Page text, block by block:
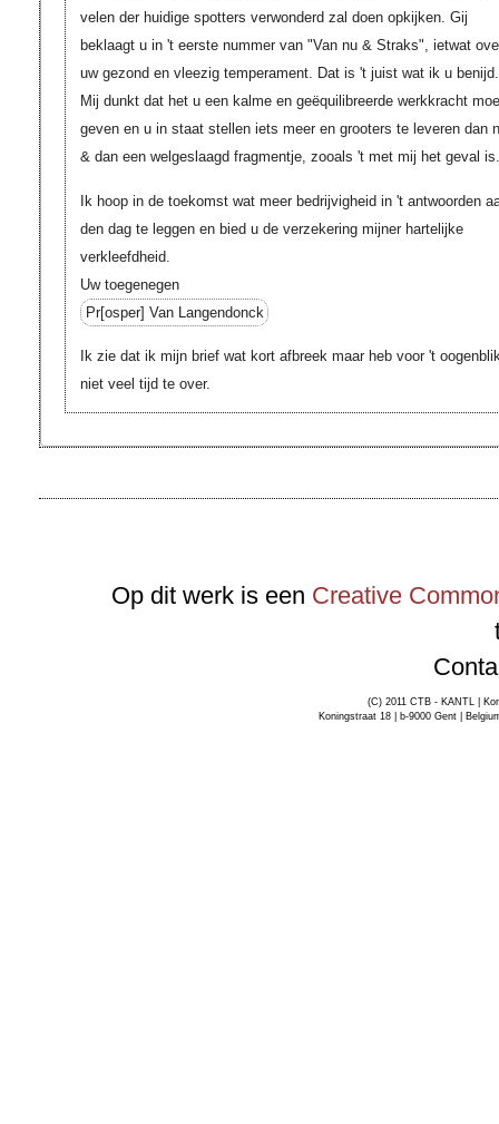
velen der huidige spotters verwonderd zal doen opkijken. Gij
beklaagt u in 't eerste nummer van "Van nu & Straks", ietwat
uw gezond en vleezig temperament. Dat is 't juist wat ik u benijd.
Mij dunkt dat het u een kalme en geëquilibreerde werkkracht
geven en u in staat stellen iets meer en grooters te leveren dan
& dan een welgeslaagd fragmentje, zooals 't met mij het geval is.
Ik hoop in de toekomst wat meer bedrijvigheid in 't antwoorden
den dag te leggen en bied u de verzekering mijner hartelijke
verkleefdheid.
Uw toegenegen
Pr[osper] Van Langendonck
Ik zie dat ik mijn brief wat kort afbreek maar heb voor 't
niet veel tijd te over.
Op dit werk is een Creative
(C) 2011 CTB - KANTL |
Koningstraat 18 | b-9000 Gent |